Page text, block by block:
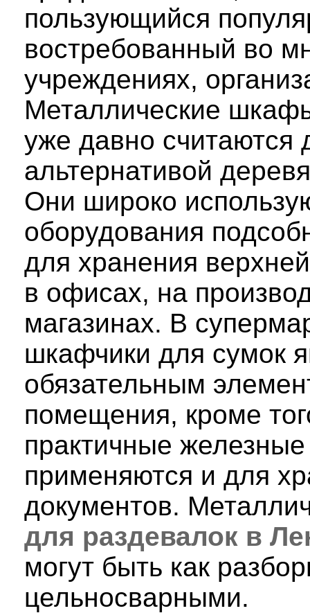
пользующийся
востребованный во
учреждениях,
Металлические
уже давно считаются
альтернативой
Они широко
оборудования
для хранения
в офисах, на
магазинах. В
шкафчики для сумок
обязательным
помещения, кроме
практичные
применяются и для
документов.
для раздевалок в
могут быть как
цельносварными.